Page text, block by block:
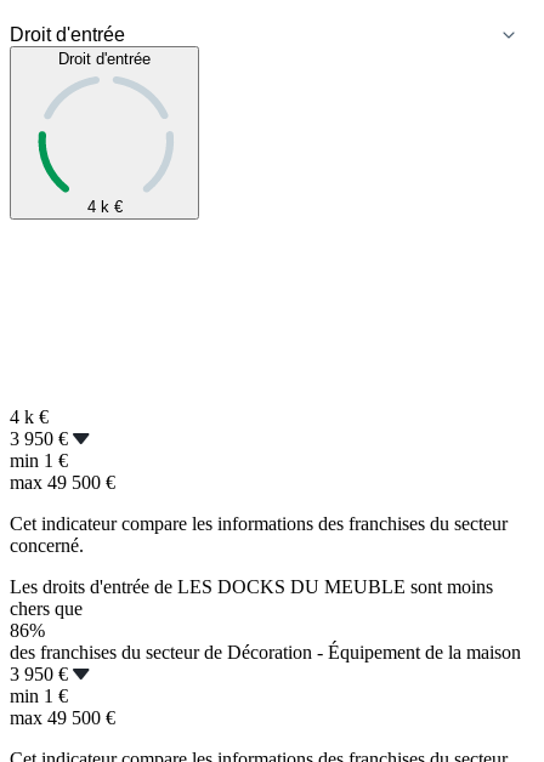
Droit d'entrée
4 k €
4 k €
3 950 €
min 1 €
max 49 500 €
Cet indicateur compare les informations des franchises du secteur
concerné.
Les droits d'entrée de LES DOCKS DU MEUBLE sont moins
chers que
86%
des franchises du secteur de Décoration - Équipement de la maison
3 950 €
min 1 €
max 49 500 €